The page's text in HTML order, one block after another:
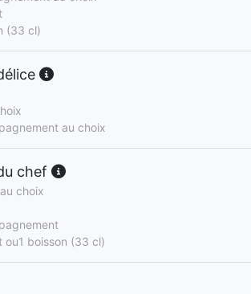
(33 cl)
au choix
chef
choix
ou1 boisson (33 cl)